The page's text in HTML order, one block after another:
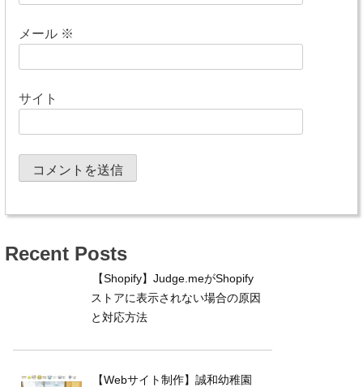
メール ※
サイト
Recent Posts
【Shopify】Judge.meがShopify
ストアに表示されない場合の原因
と対応方法
【Webサイト制作】誠和幼稚園